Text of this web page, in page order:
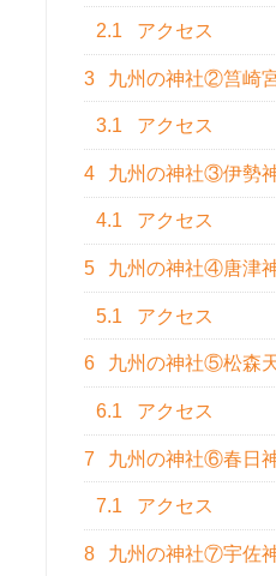
2.1 アクセス
3 九州の神社②筥崎
3.1 アクセス
4 九州の神社③伊勢
4.1 アクセス
5 九州の神社④唐津
5.1 アクセス
6 九州の神社⑤松森
6.1 アクセス
7 九州の神社⑥春日
7.1 アクセス
8 九州の神社⑦宇佐